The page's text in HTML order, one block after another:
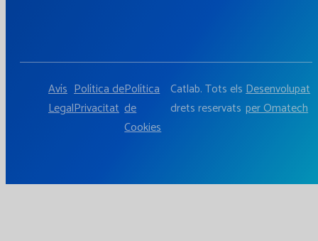
Avís
Legal
Política de
Privacitat
Política
de
Cookies
Catlab. Tots els
drets reservats
Desenvolupat
per Omatech